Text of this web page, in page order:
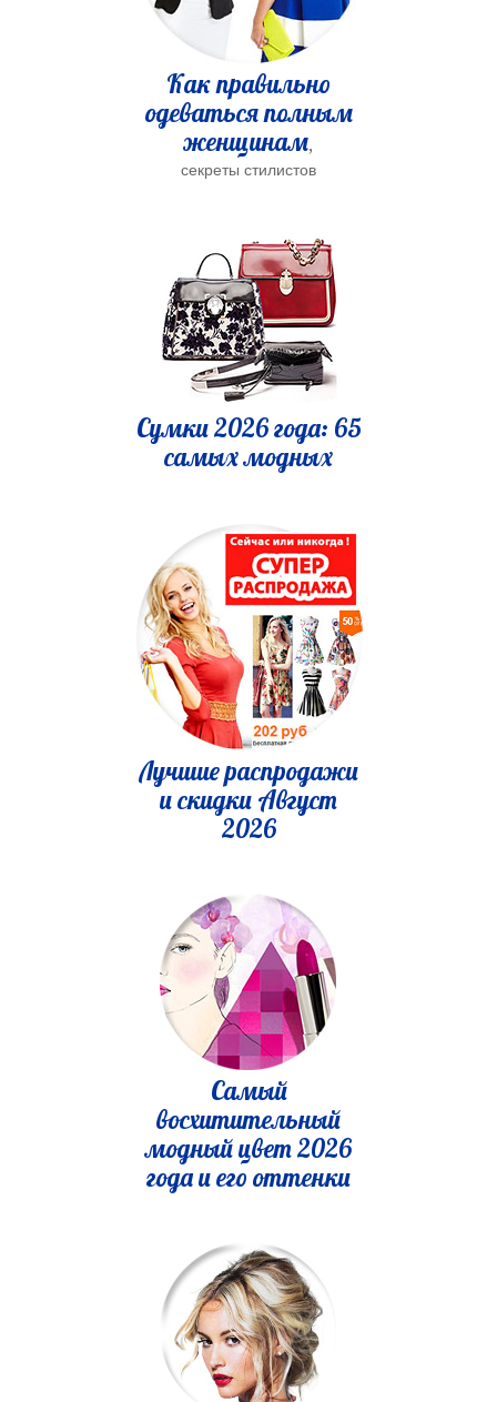
Как правильно
одеваться полным
женщинам,
секреты стилистов
Сумки 2026 года: 65
самых модных
Лучшие распродажи
и скидки Август
2026
Самый
восхитительный
модный цвет 2026
года и его оттенки